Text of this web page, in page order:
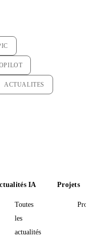
ACTUALITES
IA
Toutes
les
actualités
Projets